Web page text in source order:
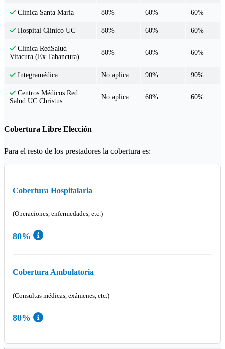
Clínica Santa María 80% 60% 60%
Hospital Clínico UC 80% 60% 60%
Clínica RedSalud
Vitacura (Ex Tabancura)
80% 60% 60%
Integramédica No aplica 90% 90%
Centros Médicos Red
Salud UC Christus
No aplica 60% 60%
Cobertura Libre Elección
Para el resto de los prestadores la cobertura es:
Cobertura Hospitalaria
(Operaciones, enfermedades, etc.)
80%
Cobertura Ambulatoria
(Consultas médicas, exámenes, etc.)
80%